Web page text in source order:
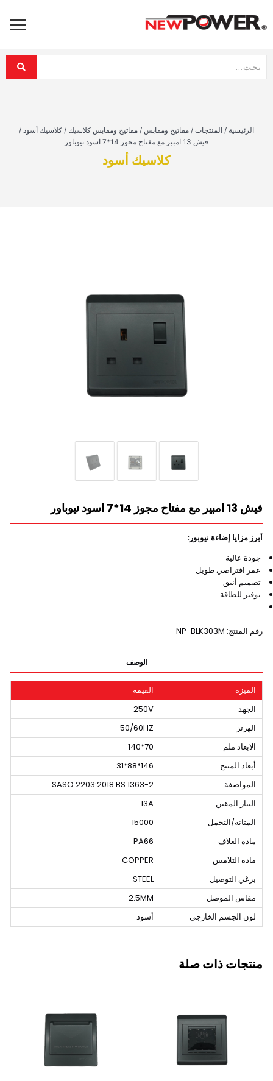
الرئيسية / المنتجات / مفاتيح ومقابس / مفاتيح ومقابس كلاسيك / كلاسيك أسود /
فيش 13 امبير مع مفتاح مجوز 14*7 اسود نيوباور
كلاسيك أسود
فيش 13 امبير مع مفتاح مجوز 14*7 اسود نيوباور
أبرز مزايا إضاءة نيوبور:
جودة عالية
عمر افتراضي طويل
تصميم أنيق
توفير للطاقة
رقم المنتج: NP-BLK303M
الوصف
الميزة
القيمة
الجهد
250V
الهرتز
50/60HZ
الابعاد ملم
70*140
أبعاد المنتج
146*88*31
المواصفة
SASO 2203:2018 BS 1363-2
التيار المقنن
13A
المتانة/التحمل
15000
مادة الغلاف
PA66
مادة التلامس
COPPER
برغي التوصيل
STEEL
مقاس الموصل
2.5MM
لون الجسم الخارجي
أسود
منتجات ذات صلة